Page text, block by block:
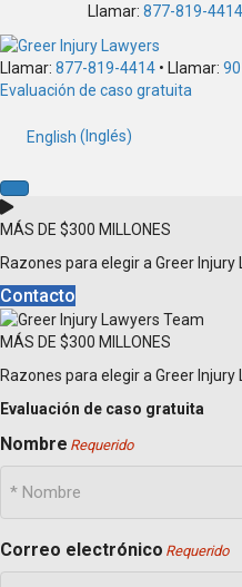
Llamar: 877-819-4414
Llamar: 877-819-4414 • Llamar:
Evaluación de caso gratuita
English ( Inglés)
MÁS DE $300 MILLONES
Razones para elegir a Greer Injury
Contacto
MÁS DE $300 MILLONES
Razones para elegir a Greer Injury
Evaluación de caso gratuita
Nombre Requerido
Correo electrónico Requerido